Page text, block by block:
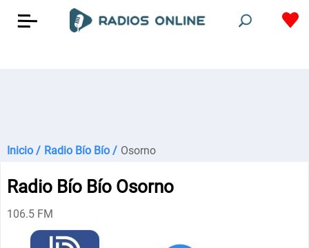
Inicio / Radio Bío Bío / Osorno
Radio Bío Bío Osorno
106.5 FM